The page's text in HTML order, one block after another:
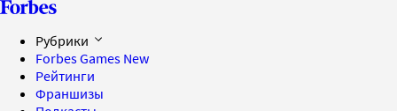
Рубрики
Forbes Games New
Рейтинги
Франшизы